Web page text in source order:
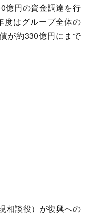
億円の資金調達を行
度はグループ全体の
が約330億円にまで
相談役）が復興への